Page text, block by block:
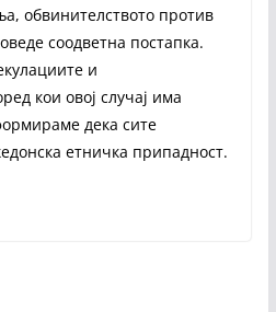
обвинителството против
соодветна постапка.
и
кои овој случај има
дека сите
етничка припадност.